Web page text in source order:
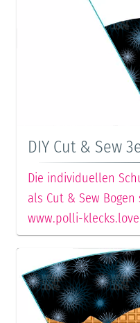
DIY Cut & Sew
Die individuellen
als Cut & Sew
www.polli-klecks.love